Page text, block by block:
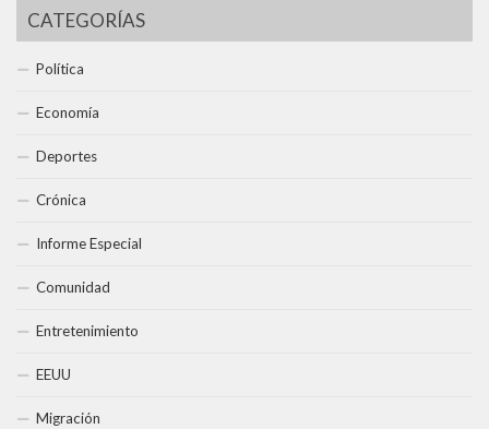
CATEGORÍAS
Política
Economía
Deportes
Crónica
Informe Especial
Comunidad
Entretenimiento
EEUU
Migración